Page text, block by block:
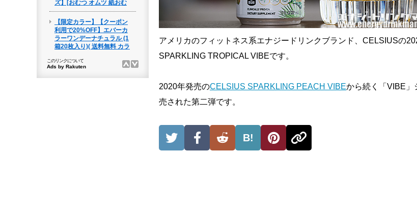
アメリカのフィットネス系エナジードリンクブランド、CELSIUSの
SPARKLING TROPICAL VIBEです。
2020年発売のCELSIUS SPARKLING PEACH VIBEから続く「VIBE」
売された第二弾です。
B!